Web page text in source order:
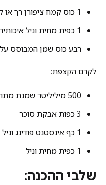
1 כוס קמח ציפורן רך או קמח לבן רגיל, מנופה היטב
1 כפית מחית וניל איכותית או תמצית טובה
רבע כוס שמן המבוסס על
לקרם הקצפת:
500 מיליליטר שמנת מתוקה להקצפה, קרה מאוד
3 כפות אבקת סוכר
1 כף אינסטנט פודינג וניל או שתי כפות גבינת מסקרפונה
1 כפית מחית וניל
שלבי ההכנה: